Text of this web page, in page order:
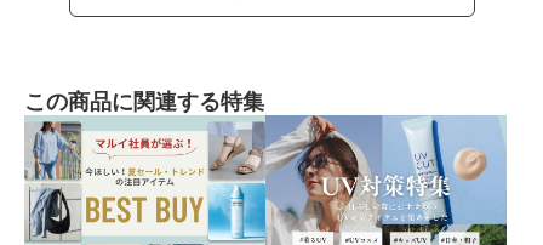
この商品に関連する特集